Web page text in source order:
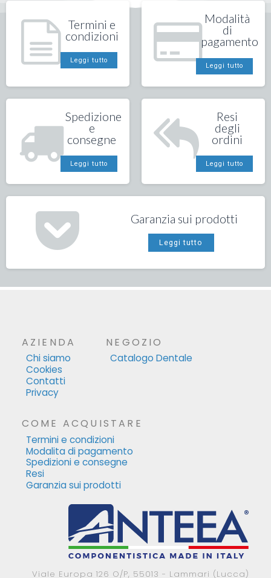
Termini e
condizioni
Leggi tutto
Modalità
di
pagamento
Leggi tutto
Spedizione
e
consegne
Leggi tutto
Resi
degli
ordini
Leggi tutto
Garanzia sui prodotti
Leggi tutto
AZIENDA
Chi siamo
Cookies
Contatti
Privacy
NEGOZIO
Catalogo Dentale
COME ACQUISTARE
Termini e condizioni
Modalita di pagamento
Spedizioni e consegne
Resi
Garanzia sui prodotti
Viale Europa 126 O/P, 55013 - Lammari (Lucca)